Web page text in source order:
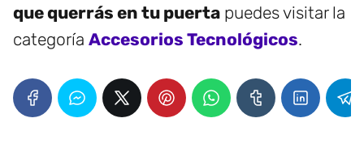
que querrás en tu puerta puedes visitar la
categoría Accesorios Tecnológicos.